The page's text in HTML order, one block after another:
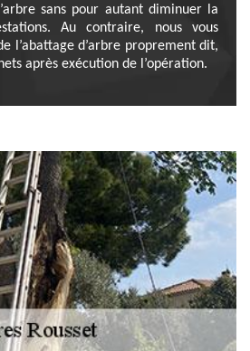
sans pour autant diminuer la
Au contraire, nous vous
l’abattage d’arbre proprement dit,
après exécution de l’opération.